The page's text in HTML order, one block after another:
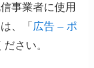
事業者に使用
、「 広告 – ポ
さい。